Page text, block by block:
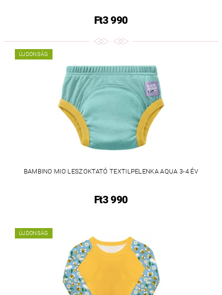
Ft3 990
ÚJDONSÁG
BAMBINO MIO LESZOKTATÓ TEXTILPELENKA AQUA 3-4 ÉV
Ft3 990
ÚJDONSÁG